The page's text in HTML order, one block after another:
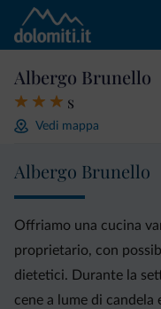
Albergo Brunello
s
Vedi mappa
Albergo Brunello
Offriamo una cucina
proprietario, con
dietetici. Durante la
cene a lume di